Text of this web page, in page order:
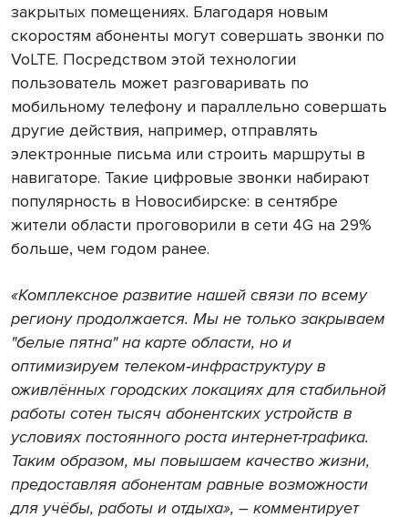
закрытых помещениях. Благодаря новым
скоростям абоненты могут совершать звонки по
VoLTE. Посредством этой технологии
пользователь может разговаривать по
мобильному телефону и параллельно совершать
другие действия, например, отправлять
электронные письма или строить маршруты в
навигаторе. Такие цифровые звонки набирают
популярность в Новосибирске: в сентябре
жители области проговорили в сети 4G на 29%
больше, чем годом ранее.
«Комплексное развитие нашей связи по всему
региону продолжается. Мы не только закрываем
"белые пятна" на карте области, но и
оптимизируем телеком‑инфраструктуру в
оживлённых городских локациях для стабильной
работы сотен тысяч абонентских устройств в
условиях постоянного роста интернет-трафика.
Таким образом, мы повышаем качество жизни,
предоставляя абонентам равные возможности
для учёбы, работы и отдыха», – комментирует